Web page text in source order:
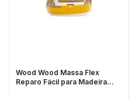
Wood Wood Massa Flex
Reparo Fácil para Madeira